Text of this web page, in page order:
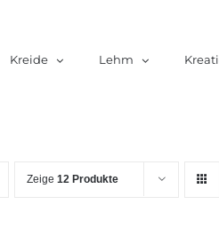
Kreide Lehm
Zeige 12 Produkte